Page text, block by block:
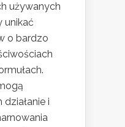
używanych
unikać
o bardzo
działanie i